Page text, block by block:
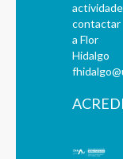
contactar
a Flor
Hidalgo